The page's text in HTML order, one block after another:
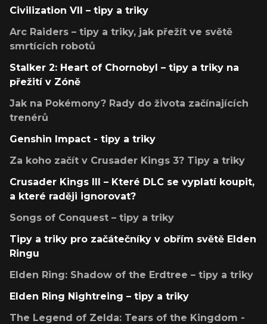
Civilization VII – tipy a triky
Arc Raiders – tipy a triky, jak přežít ve světě
smrtících robotů
Stalker 2: Heart of Chornobyl – tipy a triky na
přežití v Zóně
Jak na Pokémony? Rady do života začínajících
trenérů
Genshin Impact - tipy a triky
Za koho začít v Crusader Kings 3? Tipy a triky
Crusader Kings III – Které DLC se vyplatí koupit,
a které raději ignorovat?
Songs of Conquest – tipy a triky
Tipy a triky pro začátečníky v obřím světě Elden
Ringu
Elden Ring: Shadow of the Erdtree – tipy a triky
Elden Ring Nightreing – tipy a triky
The Legend of Zelda: Tears of the Kingdom -